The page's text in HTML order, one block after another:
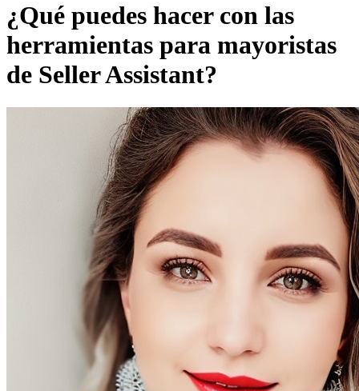
¿Qué puedes hacer con las
herramientas para mayoristas
de Seller Assistant?